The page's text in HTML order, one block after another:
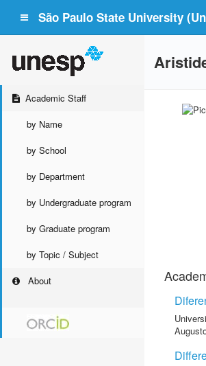
São Paulo State University
Academic Staff
by Name
by School
by Department
by Undergraduate program
by Graduate program
by Topic / Subject
About